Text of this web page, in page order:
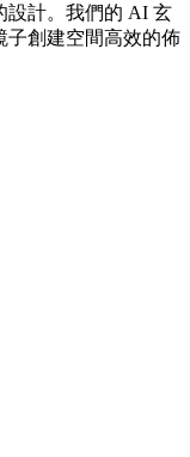
設計。我們的 AI 玄
子創建空間高效的佈